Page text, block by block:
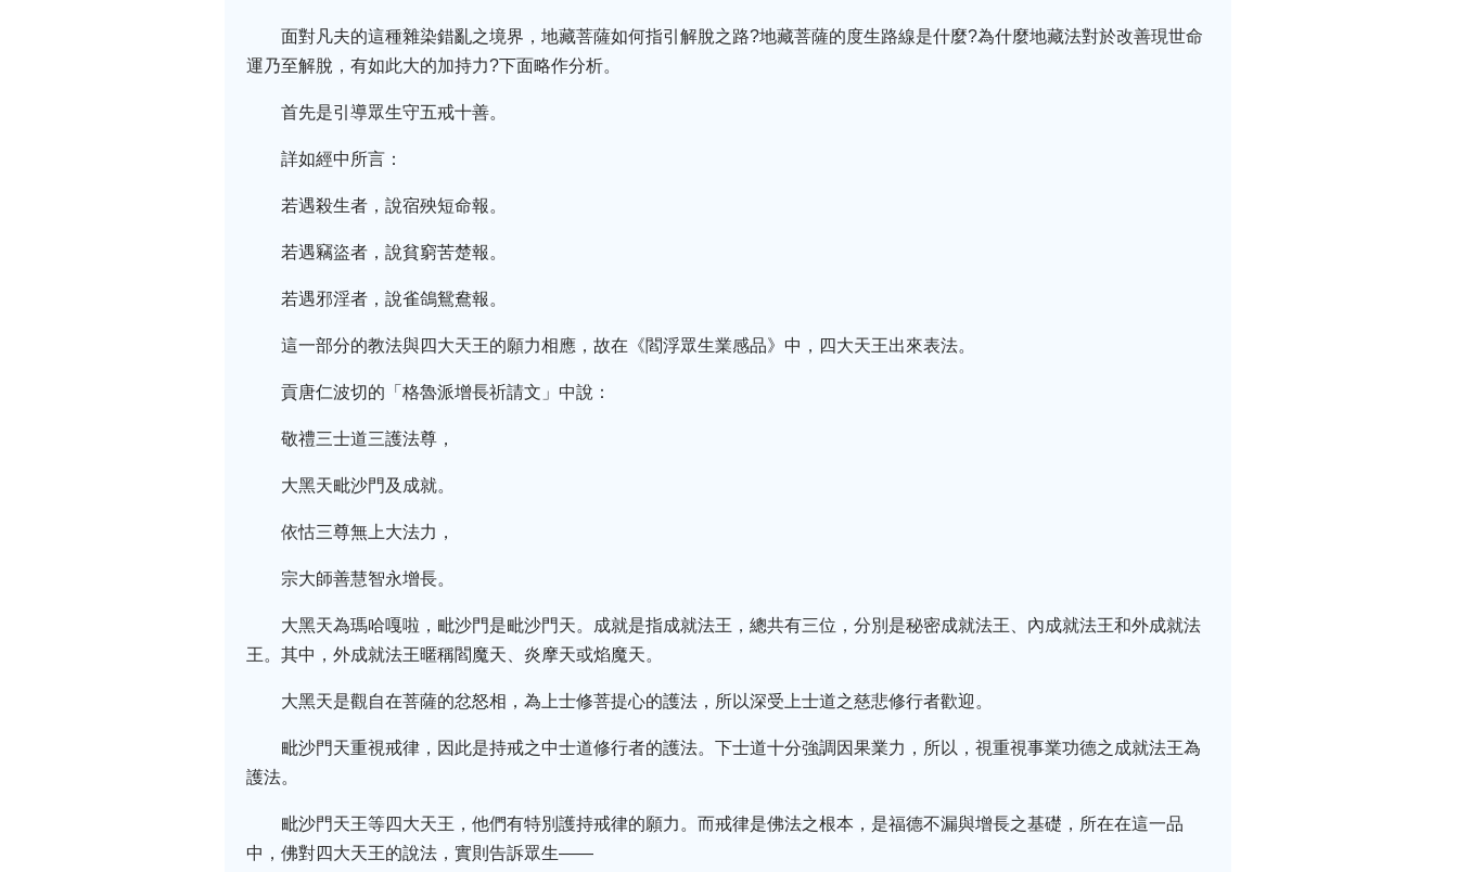
面對凡夫的這種雜染錯亂之境界，地藏菩薩如何指引解脫之路?地藏菩薩的度生路線是什麼?為什麼地藏法對於改善現世命
運乃至解脫，有如此大的加持力?下面略作分析。
首先是引導眾生守五戒十善。
詳如經中所言：
若遇殺生者，說宿殃短命報。
若遇竊盜者，說貧窮苦楚報。
若遇邪淫者，說雀鴿鴛鴦報。
這一部分的教法與四大天王的願力相應，故在《閻浮眾生業感品》中，四大天王出來表法。
貢唐仁波切的「格魯派增長祈請文」中說：
敬禮三士道三護法尊，
大黑天毗沙門及成就。
依怙三尊無上大法力，
宗大師善慧智永增長。
大黑天為瑪哈嘎啦，毗沙門是毗沙門天。成就是指成就法王，總共有三位，分別是秘密成就法王、內成就法王和外成就法
王。其中，外成就法王暱稱閻魔天、炎摩天或焰魔天。
大黑天是觀自在菩薩的忿怒相，為上士修菩提心的護法，所以深受上士道之慈悲修行者歡迎。
毗沙門天重視戒律，因此是持戒之中士道修行者的護法。下士道十分強調因果業力，所以，視重視事業功德之成就法王為
護法。
毗沙門天王等四大天王，他們有特別護持戒律的願力。而戒律是佛法之根本，是福德不漏與增長之基礎，所在在這一品
中，佛對四大天王的說法，實則告訴眾生——